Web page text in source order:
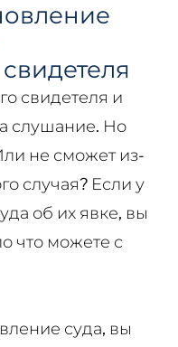
свидетеля и
слушание. Но
не сможет из-
случая? Если у
об их явке, вы
что можете с
суда, вы